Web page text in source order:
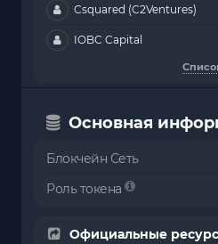
Csquared (C2Ventures)
IOBC Capital
Основная
Блокчейн Сеть
Роль токена
Официальные